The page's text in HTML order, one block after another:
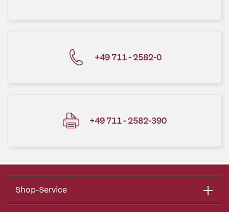
+49 711 - 2582-0
+49 711 - 2582-390
Shop-Service